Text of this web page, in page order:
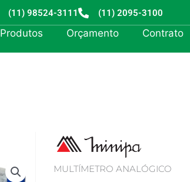
(11) 98524-3111 (11) 2095-3100
Produtos Orçamento Contrato
MULTÍMETRO ANALÓGICO